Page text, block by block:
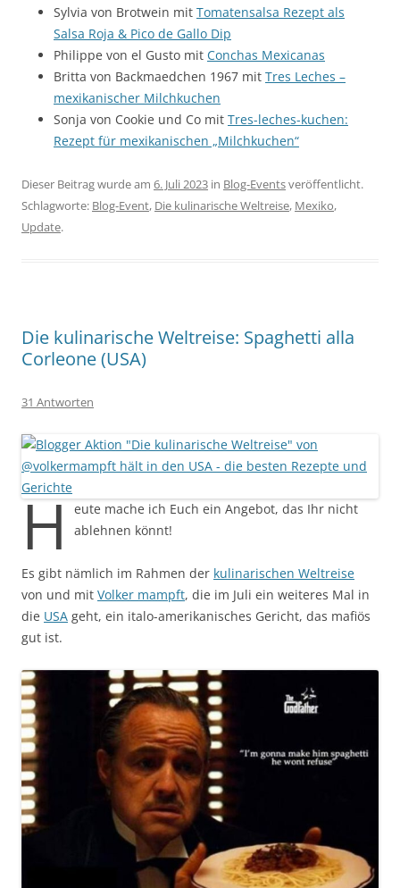
Sylvia von Brotwein mit Tomatensalsa Rezept als
Salsa Roja & Pico de Gallo Dip
Philippe von el Gusto mit Conchas Mexicanas
Britta von Backmaedchen 1967 mit Tres Leches –
mexikanischer Milchkuchen
Sonja von Cookie und Co mit Tres-leches-kuchen:
Rezept für mexikanischen „Milchkuchen“
Dieser Beitrag wurde am 6. Juli 2023 in Blog-Eventsveröffentlicht.
Schlagworte: Blog-Event, Die kulinarische Weltreise, Mexiko,
Update.
Die kulinarische Weltreise: Spaghetti alla
Corleone (USA)
31 Antworten
H eute mache ich Euch ein Angebot, das Ihr nicht
ablehnen könnt!
Es gibt nämlich im Rahmen der kulinarischen Weltreise
von und mit Volker mampft, die im Juli ein weiteres Mal in
die USA geht, ein italo-amerikanisches Gericht, das mafiös
gut ist.